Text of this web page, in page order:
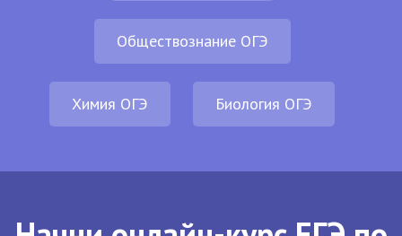
Обществознание ОГЭ
Химия ОГЭ Биология ОГЭ